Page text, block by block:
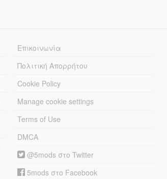
Επικοινωνία
Πολιτική Απορρήτου
Cookie Policy
Manage cookie settings
Terms of Use
DMCA
@5mods στο Twitter
5mods στο Facebook